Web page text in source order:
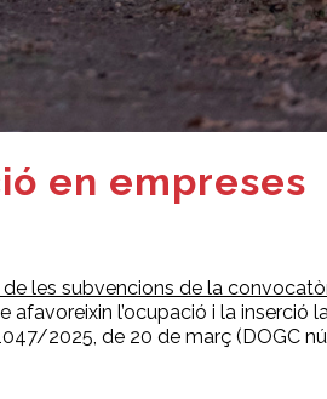
en empreses
les subvencions de la
l’ocupació i la inserció
2025, de 20 de març (DOGC